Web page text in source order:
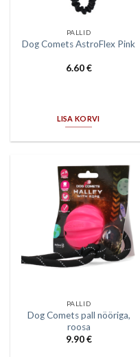
PALLID
Dog Comets AstroFlex Pink
6.60€
LISA KORVI
PALLID
Dog Comets pall nööriga,
roosa
9.90€